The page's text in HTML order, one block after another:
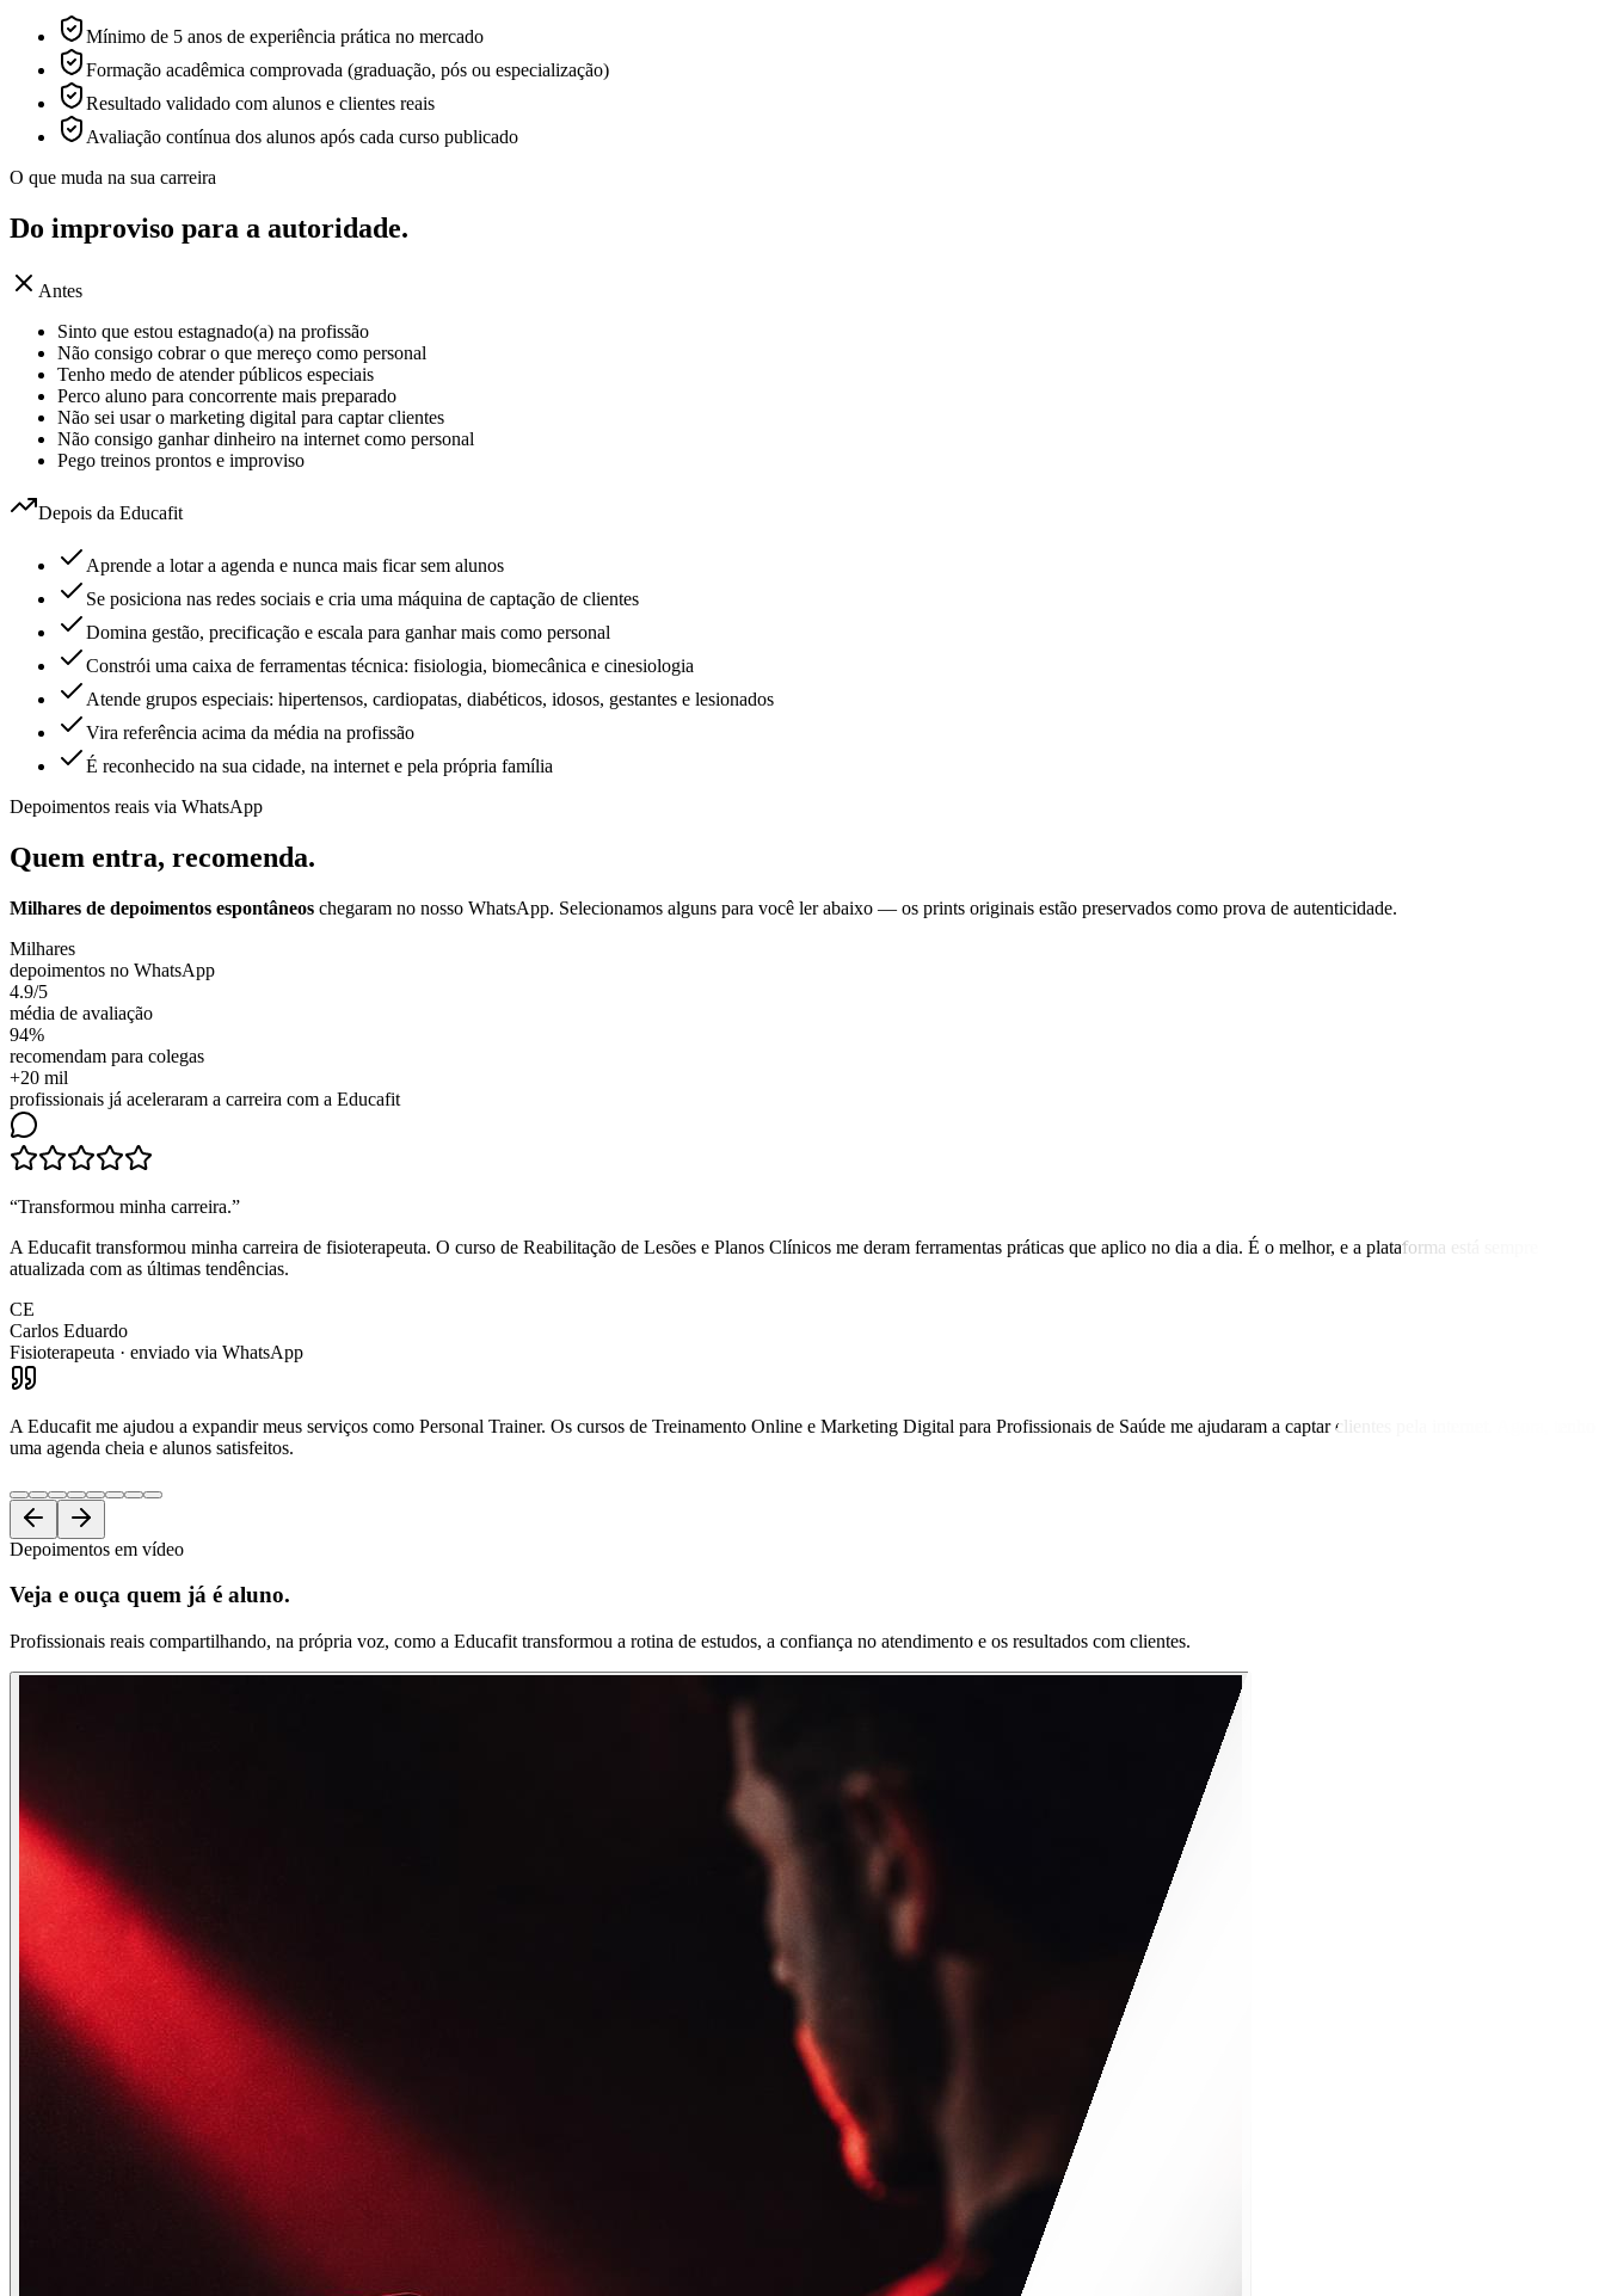
Mínimo de 5 anos de experiência prática no mercado
Formação acadêmica comprovada (graduação, pós ou especialização)
Resultado validado com alunos e clientes reais
Avaliação contínua dos alunos após cada curso publicado
O que muda na sua carreira
Do improviso para a autoridade.
Antes
Sinto que estou estagnado(a) na profissão
Não consigo cobrar o que mereço como personal
Tenho medo de atender públicos especiais
Perco aluno para concorrente mais preparado
Não sei usar o marketing digital para captar clientes
Não consigo ganhar dinheiro na internet como personal
Pego treinos prontos e improviso
Depois da Educafit
Aprende a lotar a agenda e nunca mais ficar sem alunos
Se posiciona nas redes sociais e cria uma máquina de captação de clientes
Domina gestão, precificação e escala para ganhar mais como personal
Constrói uma caixa de ferramentas técnica: fisiologia, biomecânica e cinesiologia
Atende grupos especiais: hipertensos, cardiopatas, diabéticos, idosos, gestantes e lesionados
Vira referência acima da média na profissão
É reconhecido na sua cidade, na internet e pela própria família
Depoimentos reais via WhatsApp
Quem entra, recomenda.
Milhares de depoimentos espontâneos chegaram no nosso WhatsApp. Selecionamos alguns para você ler abaixo — os prints originais estão preservados como prova de autenticidade.
Milhares
depoimentos no WhatsApp
4.9/5
média de avaliação
94%
recomendam para colegas
+20 mil
profissionais já aceleraram a carreira com a Educafit
“Transformou minha carreira.”
A Educafit transformou minha carreira de fisioterapeuta. O curso de Reabilitação de Lesões e Planos Clínicos me deram ferramentas práticas que aplico no dia a dia. É o melhor, e a plataforma está sempre
atualizada com as últimas tendências.
CE
Carlos Eduardo
Fisioterapeuta · enviado via WhatsApp
A Educafit me ajudou a expandir meus serviços como Personal Trainer. Os cursos de Treinamento Online e Marketing Digital para Profissionais de Saúde me ajudaram a captar clientes pela internet. Agora, tenho
uma agenda cheia e alunos satisfeitos.
Depoimentos em vídeo
Veja e ouça quem já é aluno.
Profissionais reais compartilhando, na própria voz, como a Educafit transformou a rotina de estudos, a confiança no atendimento e os resultados com clientes.